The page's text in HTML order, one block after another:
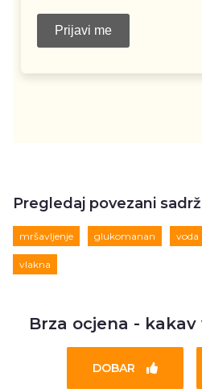
Pregledaj povezani
mršavljenje glukomanan voda
vlakna
Brza ocjena - kakav
DOBAR